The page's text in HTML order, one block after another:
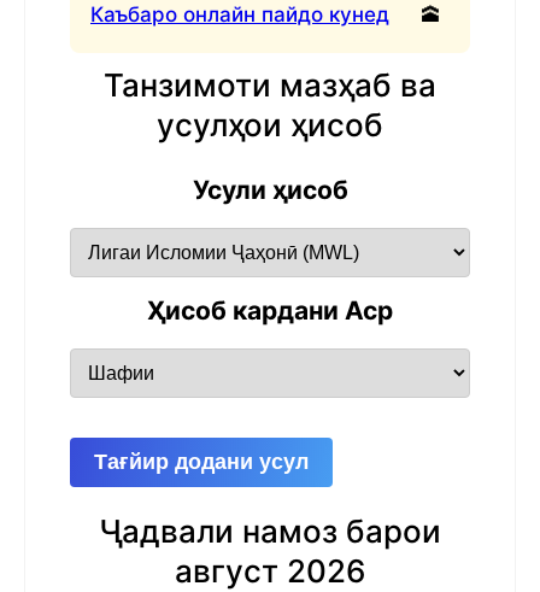
Каъбаро онлайн пайдо кунед
🕋
Танзимоти мазҳаб ва
усулҳои ҳисоб
Усули ҳисоб
Ҳисоб кардани Аср
Тағйир додани усул
Ҷадвали намоз барои
август 2026